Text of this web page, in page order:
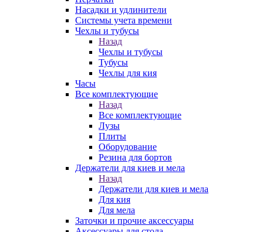
Насадки и удлинители
Системы учета времени
Чехлы и тубусы
Назад
Чехлы и тубусы
Тубусы
Чехлы для кия
Часы
Все комплектующие
Назад
Все комплектующие
Лузы
Плиты
Оборудование
Резина для бортов
Держатели для киев и мела
Назад
Держатели для киев и мела
Для кия
Для мела
Заточки и прочие аксессуары